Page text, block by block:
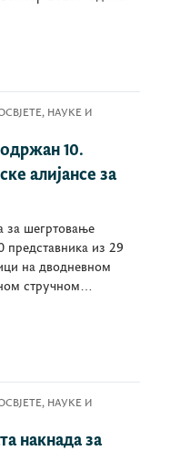
НАУКЕ И
10.
алијансе за
за шегртовање
представника из 29
на дводневном
стручном
НАУКЕ И
накнада за